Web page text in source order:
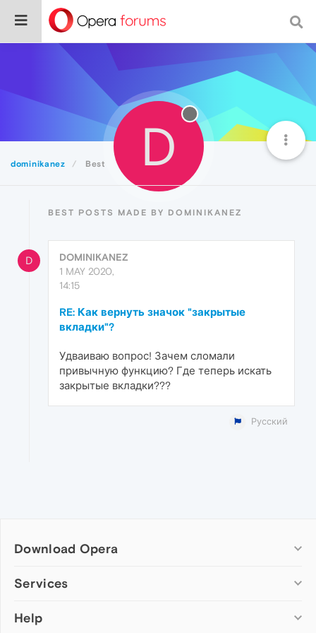
dominikanez Best D
BEST POSTS MADE BY DOMINIKANEZ
D
DOMINIKANEZ
1 MAY 2020,
14:15
RE: Как вернуть значок "закрытые
вкладки"?
Удваиваю вопрос! Зачем сломали
привычную функцию? Где теперь искать
закрытые вкладки???
Русский
Download Opera
Computer browsers
Opera for Mac
Services
Add-ons
Help